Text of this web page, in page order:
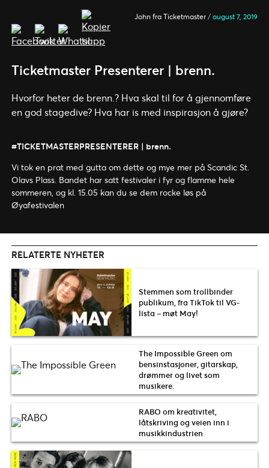
John fra Ticketmaster / august 7, 2019
Ticketmaster Presenterer | brenn.
Hvorfor heter de brenn.? Hva skal til for å gjennomføre
en god stagedive? Hva har is med inspirasjon å gjøre?
#TICKETMASTERPRESENTERER | brenn.
Vi tok en prat med gutta om dette og mye mer på Scandic St.
Olavs Plass . Bandet har satt festivaler i fyr og flamme hele
sommeren, og kl. 15.05 kan du se dem rocke løs på
Øyafestivalen
RELATERTE NYHETER
Stemmen som trollbinder
publikum, fra TikTok til VG-
lista – møt May!
The Impossible Green om
bensinstasjoner, gitarskap,
drømmer og livet som
musikere.
RABO om kreativitet,
låtskriving og veien inn i
musikkindustrien